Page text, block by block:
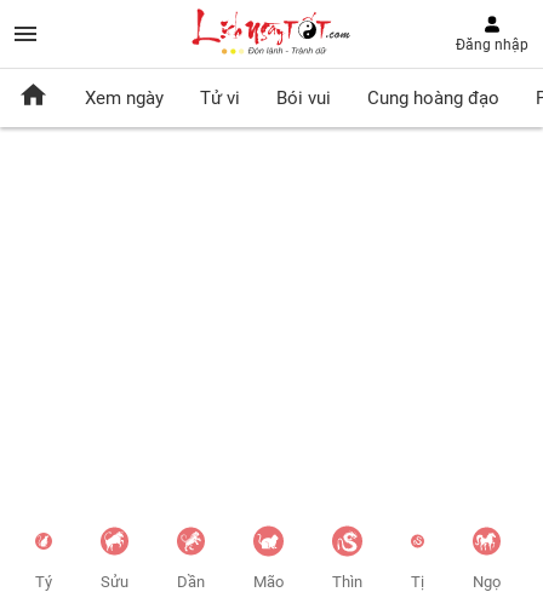
Đăng nhập
Xem ngày Tử vi Bói vui Cung hoàng đạo
Tý Sửu Dần Mão Thìn Tị Ngọ